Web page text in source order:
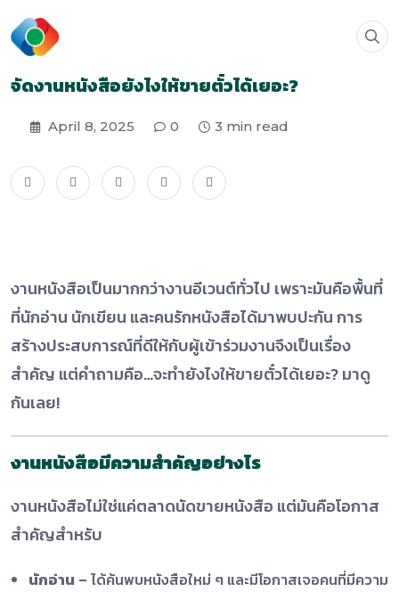
จัดงานหนังสือยังไงให้ขายตั๋วได้เยอะ?
April 8, 2025 0 3 min read
งานหนังสือเป็นมากกว่างานอีเวนต์ทั่วไป เพราะมันคือพื้นที่
ที่นักอ่าน นักเขียน และคนรักหนังสือได้มาพบปะกัน การ
สร้างประสบการณ์ที่ดีให้กับผู้เข้าร่วมงานจึงเป็นเรื่อง
สำคัญ แต่คำถามคือ…จะทำยังไงให้ขายตั๋วได้เยอะ? มาดู
กันเลย!
งานหนังสือมีความสำคัญอย่างไร
งานหนังสือไม่ใช่แค่ตลาดนัดขายหนังสือ แต่มันคือโอกาส
สำคัญสำหรับ
นักอ่าน – ได้ค้นพบหนังสือใหม่ ๆ และมีโอกาสเจอคนที่มีความ